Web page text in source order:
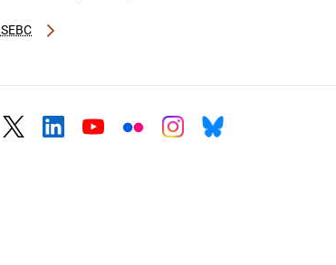
SEBC
TwitterLinkedin
YoutubeFlickrInstagram
Bluesky